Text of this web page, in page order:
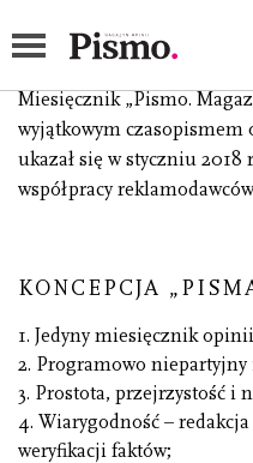
Dla
Miesięcznik „Pismo.
wyjątkowym
ukazał się w styczniu 2018
współpracy
KONCEPCJA
1. Jedyny miesięcznik
2. Programowo niepartyjny
3. Prostota, przejrzystość i
4. Wiarygodność –
weryfikacji faktów;